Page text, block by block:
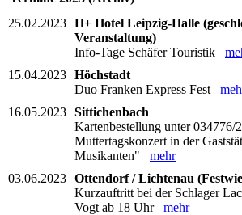
25.02.2023 H+ Hotel Leipzig-Halle
Veranstaltung)
Info-Tage Schäfer Touristik
15.04.2023 Höchstadt
Duo Franken Express Fest
16.05.2023 Sittichenbach
Kartenbestellung unter 034776/
Muttertagskonzert in der
Musikanten" mehr
03.06.2023 Ottendorf / Lichtenau
Kurzauftritt bei der Schlager
Vogt ab 18 Uhr mehr